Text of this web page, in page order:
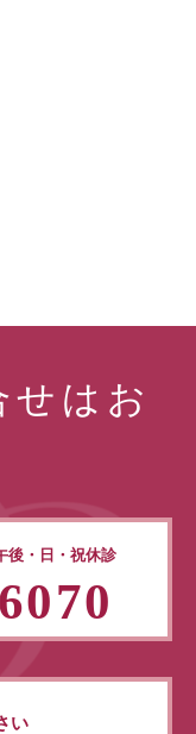
せはお
後・日・祝休診
い